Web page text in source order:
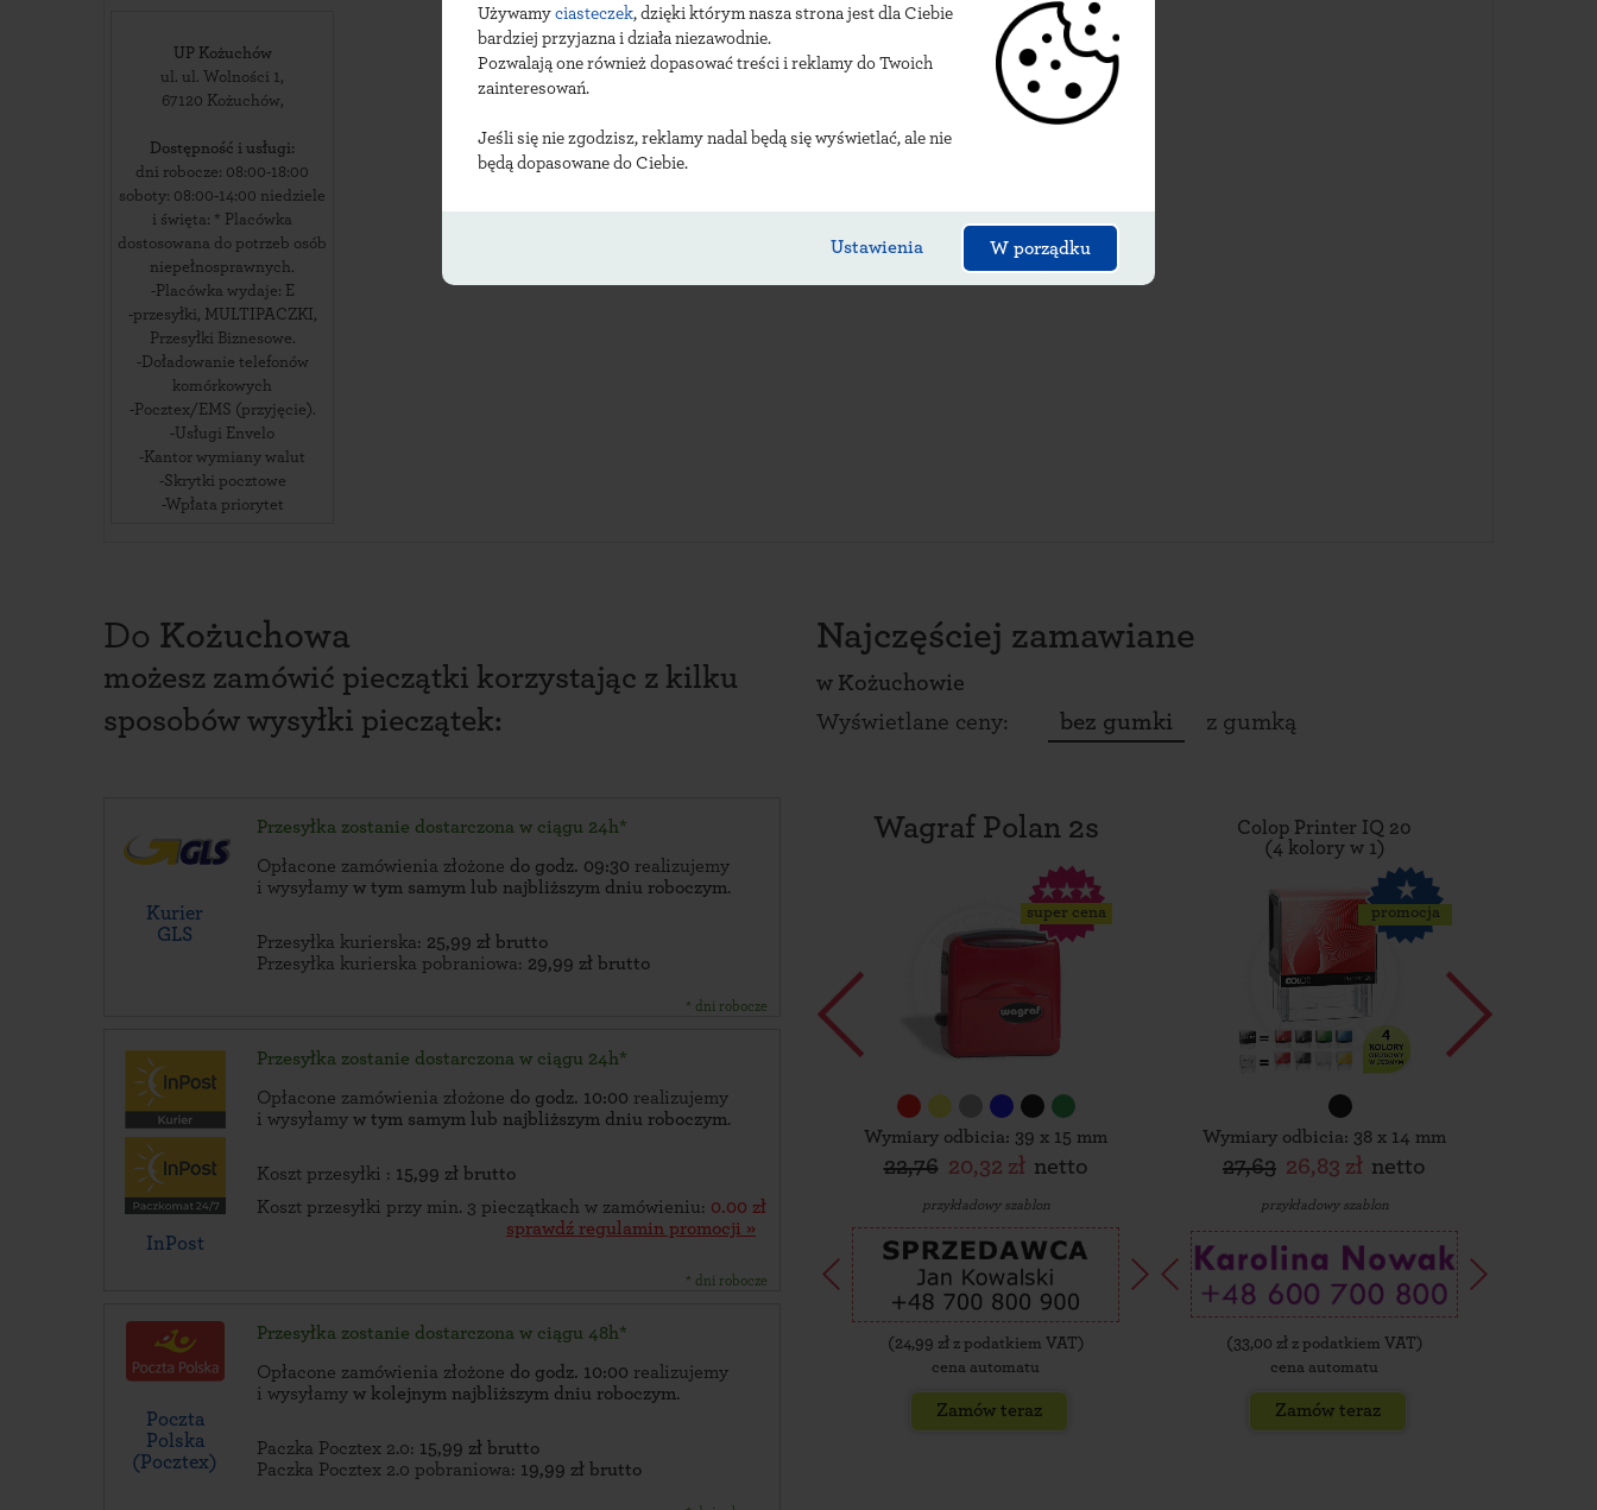
Używamy ciasteczek, dzięki którym nasza strona jest dla Ciebie
bardziej przyjazna i działa niezawodnie.
Pozwalają one również dopasować treści i reklamy do Twoich
zainteresowań.
Jeśli się nie zgodzisz, reklamy nadal będą się wyświetlać, ale nie
będą dopasowane do Ciebie.
Ustawienia W porządku
UP Kożuchów
ul. ul. Wolności 1,
67120 Kożuchów,
Dostępność i usługi:
dni robocze: 08:00-18:00
soboty: 08:00-14:00 niedziele
i święta: * Placówka
dostosowana do potrzeb osób
niepełnosprawnych.
-Placówka wydaje: E
-przesyłki, MULTIPACZKI,
Przesyłki Biznesowe.
-Doładowanie telefonów
komórkowych
-Pocztex/EMS (przyjęcie).
-Usługi Envelo
-Kantor wymiany walut
-Skrytki pocztowe
-Wpłata priorytet
Do Kożuchowa
możesz zamówić pieczątki korzystając z kilku
sposobów wysyłki pieczątek:
Kurier
GLS
Przesyłka zostanie dostarczona w ciągu 24h*
Opłacone zamówienia złożone do godz. 09:30 realizujemy
i wysyłamy w tym samym lub najbliższym dniu roboczym.
Przesyłka kurierska: 25,99 zł brutto
Przesyłka kurierska pobraniowa: 29,99 zł brutto
* dni robocze
InPost
Przesyłka zostanie dostarczona w ciągu 24h*
Opłacone zamówienia złożone do godz. 10:00 realizujemy
i wysyłamy w tym samym lub najbliższym dniu roboczym.
Koszt przesyłki : 15,99 zł brutto
Koszt przesyłki przy min. 3 pieczątkach w zamówieniu: 0.00 zł
sprawdź regulamin promocji »
* dni robocze
Poczta
Polska
(Pocztex)
Przesyłka zostanie dostarczona w ciągu 48h*
Opłacone zamówienia złożone do godz. 10:00 realizujemy
i wysyłamy w kolejnym najbliższym dniu roboczym.
Paczka Pocztex 2.0: 15,99 zł brutto
Paczka Pocztex 2.0 pobraniowa: 19,99 zł brutto
Najczęściej zamawiane
w Kożuchowie
Wyświetlane ceny:
bez gumki z gumką
Wagraf Polan 2s
super cena
Wymiary odbicia: 39 x 15 mm
22,76 20,32 zł netto
przykładowy szablon
( 24,99 zł z podatkiem VAT)
cena automatu
Zamów teraz
Colop Printer IQ 20
(4 kolory w 1)
promocja
Wymiary odbicia: 38 x 14 mm
27,63 26,83 zł netto
przykładowy szablon
( 33,00 zł z podatkiem VAT)
cena automatu
Zamów teraz